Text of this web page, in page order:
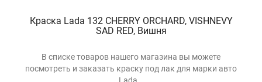
Краска Lada 132 CHERRY ORCHARD, VISHNEVY
SAD RED, Вишня
В списке товаров нашего магазина вы можете
посмотреть и заказать краску под лак для марки авто